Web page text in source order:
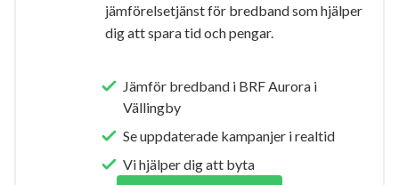
jämförelsetjänst för bredband som hjälper
dig att spara tid och pengar.
Jämför bredband i BRF Aurora i
Vällingby
Se uppdaterade kampanjer i realtid
Vi hjälper dig att byta